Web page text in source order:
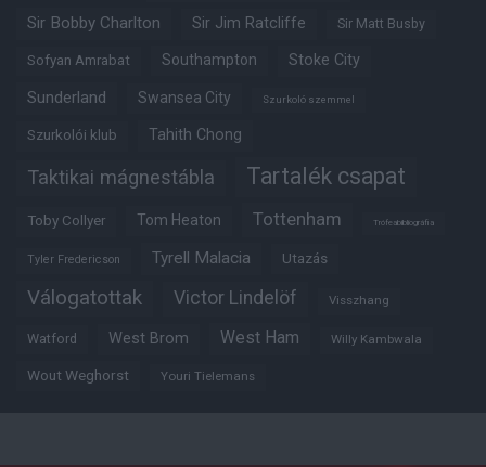
Sir Bobby Charlton Sir Jim Ratcliffe Sir Matt Busby
Sofyan Amrabat Southampton Stoke City
Sunderland Swansea City Szurkoló szemmel
Szurkolói klub Tahith Chong
Taktikai mágnestábla Tartalék csapat
Toby Collyer Tom Heaton Tottenham Trófeabibliográfia
Tyler Fredericson Tyrell Malacia Utazás
Válogatottak Victor Lindelöf Visszhang
Watford West Brom West Ham Willy Kambwala
Wout Weghorst Youri Tielemans